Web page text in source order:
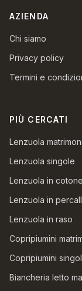
AZIENDA
Chi siamo
Privacy policy
Termini e
PIÙ CERCATI
Lenzuola
Lenzuola singole
Lenzuola in cotone
Lenzuola in
Lenzuola in raso
Copripiumini
Copripiumini
Biancheria letto